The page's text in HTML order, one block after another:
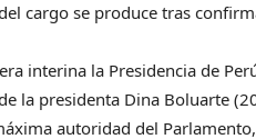
cargo se produce tras
interina la Presidencia de
la presidenta Dina Boluarte
autoridad del